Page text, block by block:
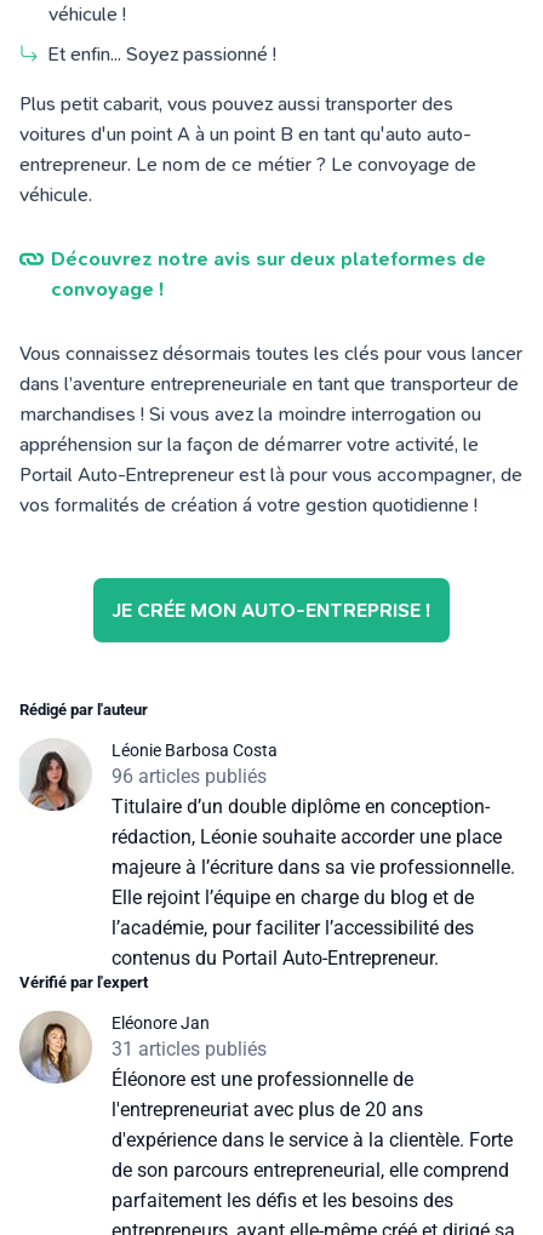
véhicule !
Et enfin... Soyez passionné !
Plus petit cabarit, vous pouvez aussi transporter des
voitures d'un point A à un point B en tant qu'auto auto-
entrepreneur. Le nom de ce métier ? Le convoyage de
véhicule.
Découvrez notre avis sur deux plateformes de
convoyage !
Vous connaissez désormais toutes les clés pour vous lancer
dans l’aventure entrepreneuriale en tant que transporteur de
marchandises ! Si vous avez la moindre interrogation ou
appréhension sur la façon de démarrer votre activité, le
Portail Auto-Entrepreneur est là pour vous accompagner, de
vos formalités de création á votre gestion quotidienne !
JE CRÉE MON AUTO-ENTREPRISE !
Rédigé par l'auteur
Léonie Barbosa Costa
96 articles publiés
Titulaire d’un double diplôme en conception-
rédaction, Léonie souhaite accorder une place
majeure à l’écriture dans sa vie professionnelle.
Elle rejoint l’équipe en charge du blog et de
l’académie, pour faciliter l’accessibilité des
contenus du Portail Auto-Entrepreneur.
Vérifié par l'expert
Eléonore Jan
31 articles publiés
Éléonore est une professionnelle de
l'entrepreneuriat avec plus de 20 ans
d'expérience dans le service à la clientèle. Forte
de son parcours entrepreneurial, elle comprend
parfaitement les défis et les besoins des